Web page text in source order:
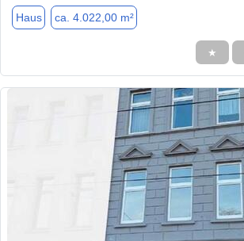
Haus ca. 4.022,00 m²
★